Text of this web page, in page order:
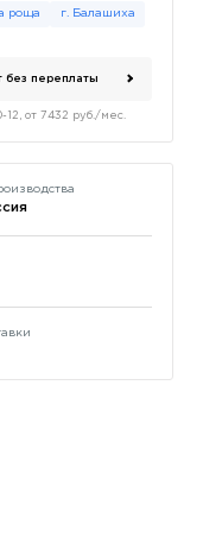
роща г. Балашиха
без переплаты
12, от 7432 руб./мес.